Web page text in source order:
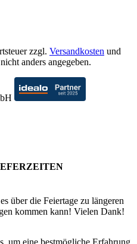
zzgl. Versandkosten und
anders angegeben.
über die Feiertage zu längeren
kommen kann! Vielen Dank!